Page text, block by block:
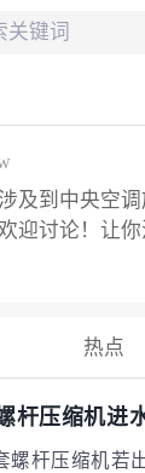
及到中央空调
迎讨论！让你
热点
杆压缩机进
螺杆压缩机若